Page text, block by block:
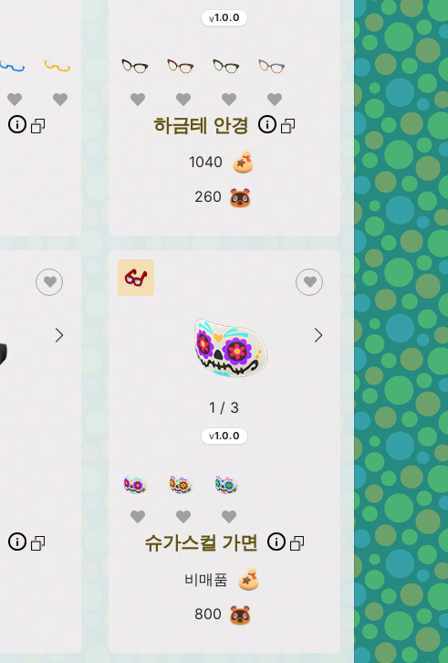
1.0.0
하금테 안경
1040
260
1 / 3
1.0.0
슈가스컬 가면
비매품
800